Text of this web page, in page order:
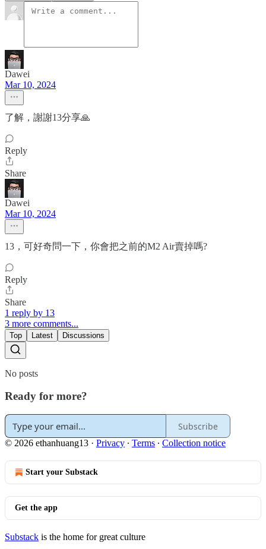
Dawei
Mar 10, 2024
了解，謝謝13分享🙏
Reply
Share
Dawei
Mar 10, 2024
13，可好奇問一下，你會把之前的M2 Air賣掉嗎?
Reply
Share
1 reply by 13
3 more comments...
Top Latest Discussions
No posts
Ready for more?
Subscribe
© 2026 ethanhuang13 · Privacy ∙ Terms ∙ Collection notice
Start your Substack
Get the app
Substack is the home for great culture